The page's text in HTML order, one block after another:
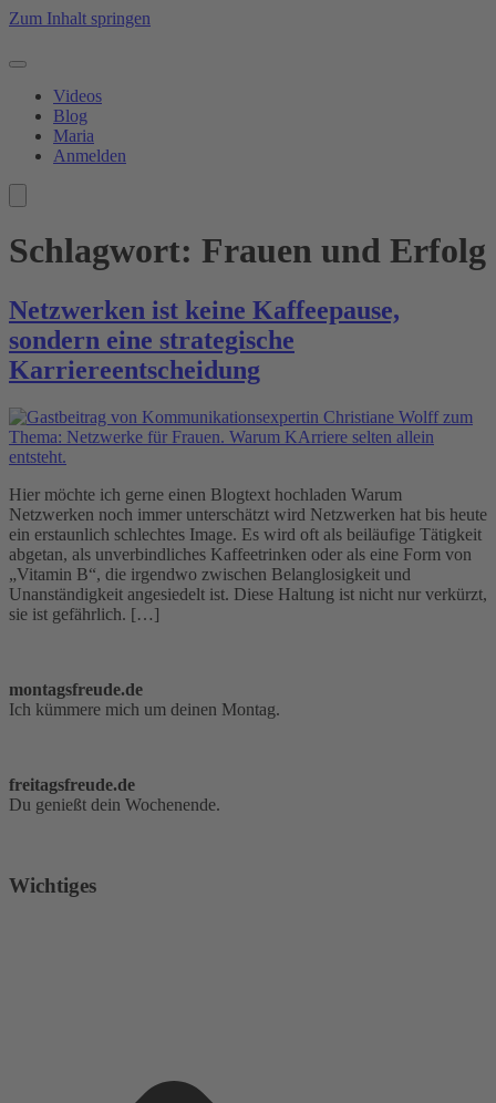
Zum Inhalt springen
Videos
Blog
Maria
Anmelden
Schlagwort: Frauen und Erfolg
Netzwerken ist keine Kaffeepause,
sondern eine strategische
Karriereentscheidung
Hier möchte ich gerne einen Blogtext hochladen Warum
Netzwerken noch immer unterschätzt wird Netzwerken hat bis heute
ein erstaunlich schlechtes Image. Es wird oft als beiläufige Tätigkeit
abgetan, als unverbindliches Kaffeetrinken oder als eine Form von
„Vitamin B“, die irgendwo zwischen Belanglosigkeit und
Unanständigkeit angesiedelt ist. Diese Haltung ist nicht nur verkürzt,
sie ist gefährlich. […]
montagsfreude.de
Ich kümmere mich um deinen Montag.
freitagsfreude.de
Du genießt dein Wochenende.
Wichtiges